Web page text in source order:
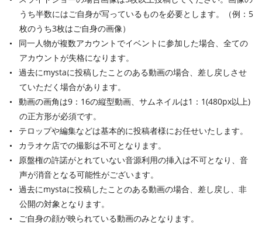
うち半数にはご自身が写っているものを必要とします。（例：5
枚のうち3枚はご自身の画像）
同一人物が複数アカウントでイベントに参加した場合、全ての
アカウントが失格になります。
過去にmystaに投稿したことのある動画の場合、差し戻しさせ
ていただく場合があります。
動画の画角は9：16の縦型動画、サムネイルは1：1(480px以上)
の正方形が必須です。
テロップや編集などは基本的に投稿者様にお任せいたします。
カラオケ店での撮影は不可となります。
原盤権の許諾がとれていない音源利用の挿入は不可となり、音
声が消音となる可能性がございます。
過去にmystaに投稿したことのある動画の場合、差し戻し、非
公開の対象となります。
ご自身の顔が映られている動画のみとなります。